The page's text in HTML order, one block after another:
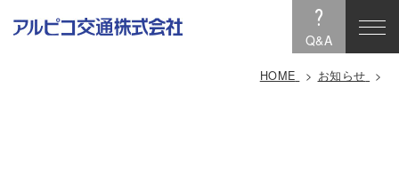
?
Q&A
HOME お知らせ